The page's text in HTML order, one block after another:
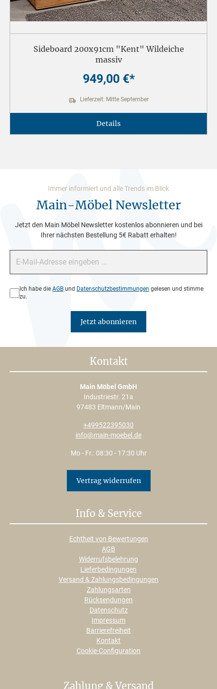
Sideboard 200x91cm "Kent" Wildeiche
massiv
949,00 €*
Lieferzeit: Mitte September
Details
Immer informiert und alle Trends im Blick
Main-Möbel Newsletter
Jetzt den Main Möbel Newsletter kostenlos abonnieren und bei
Ihrer nächsten Bestellung 5€ Rabatt erhalten!
Datenschutz*
Ich habe die AGB und Datenschutzbestimmungen gelesen und stimme
zu.
Jetzt abonnieren
Kontakt
Main Möbel GmbH
Industriestr. 21a
97483 Eltmann/Main
+499522395030
info@main-moebel.de
Mo - Fr.: 08:30 - 17:30 Uhr
Vertrag widerrufen
Info & Service
Echtheit von Bewertungen
AGB
Widerrufsbelehrung
Lieferbedingungen
Versand & Zahlungsbedingungen
Zahlungsarten
Rücksendungen
Datenschutz
Impressum
Barrierefreiheit
Kontakt
Cookie-Configuration
Zahlung & Versand